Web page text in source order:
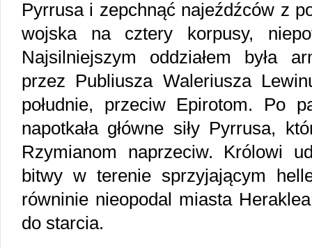
Pyrrusa i zepchnąć najeźdźców z
wojska na cztery korpusy,
Najsilniejszym oddziałem była
przez Publiusza Waleriusza
południe, przeciw Epirotom. Po
napotkała główne siły Pyrrusa,
Rzymianom naprzeciw. Królowi
bitwy w terenie sprzyjającym
równinie nieopodal miasta
do starcia.